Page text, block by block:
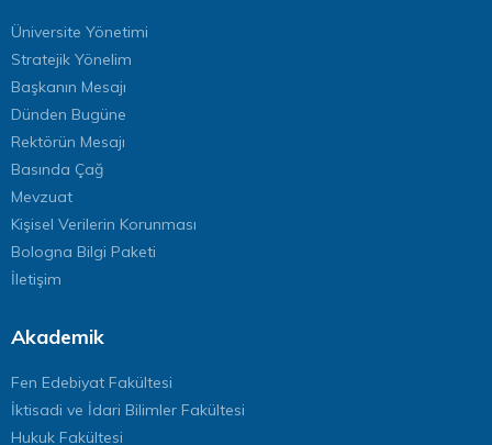
Üniversite Yönetimi
Stratejik Yönelim
Başkanın Mesajı
Dünden Bugüne
Rektörün Mesajı
Basında Çağ
Mevzuat
Kişisel Verilerin Korunması
Bologna Bilgi Paketi
İletişim
Akademik
Fen Edebiyat Fakültesi
İktisadi ve İdari Bilimler Fakültesi
Hukuk Fakültesi